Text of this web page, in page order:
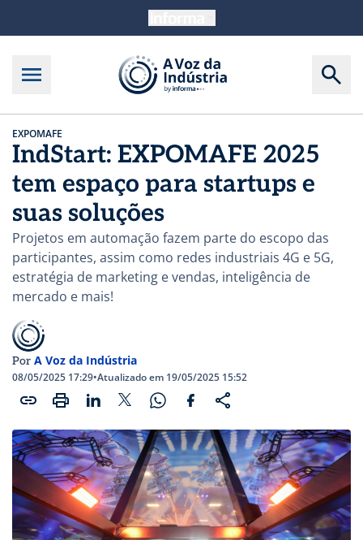
EXPOMAFE
IndStart: EXPOMAFE 2025
tem espaço para startups e
suas soluções
Projetos em automação fazem parte do escopo das
participantes, assim como redes industriais 4G e 5G,
estratégia de marketing e vendas, inteligência de
mercado e mais!
Por A Voz da Indústria
08/05/2025 17:29•Atualizado em 19/05/2025 15:52